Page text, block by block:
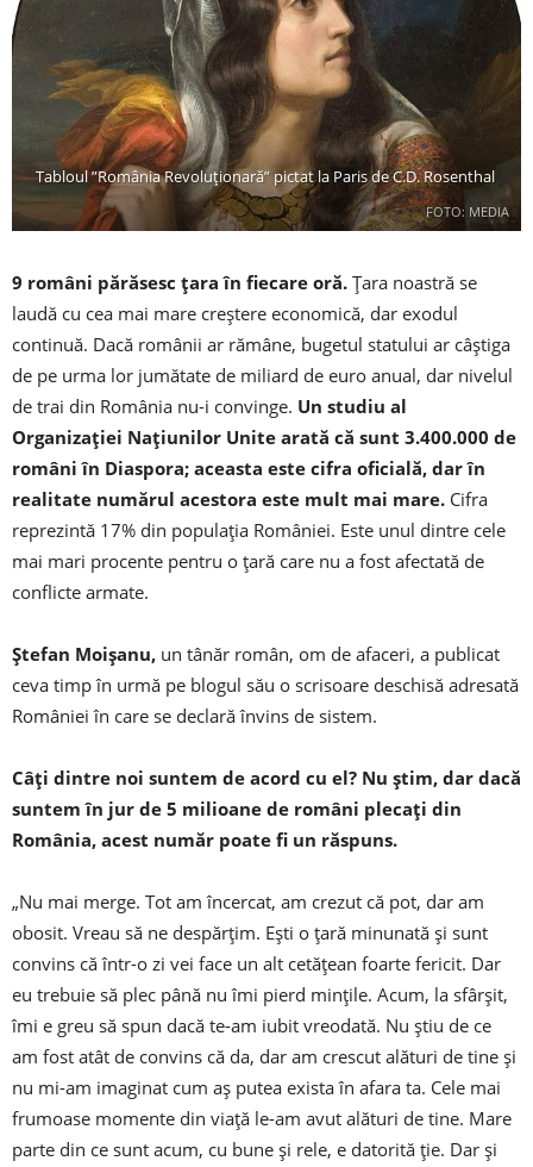
FOTO: MEDIA
Tabloul ”România Revoluţionară” pictat la Paris de C.D. Rosenthal
9 români părăsesc ţara în fiecare oră. Ţara noastră se
laudă cu cea mai mare creştere economică, dar exodul
continuă. Dacă românii ar rămâne, bugetul statului ar câştiga
de pe urma lor jumătate de miliard de euro anual, dar nivelul
de trai din România nu-i convinge. Un studiu al
Organizaţiei Naţiunilor Unite arată că sunt 3.400.000 de
români în Diaspora; aceasta este cifra oficială, dar în
realitate numărul acestora este mult mai mare. Cifra
reprezintă 17% din populaţia României. Este unul dintre cele
mai mari procente pentru o ţară care nu a fost afectată de
conflicte armate.
Ștefan Moișanu, un tânăr român, om de afaceri, a publicat
ceva timp în urmă pe blogul său o scrisoare deschisă adresată
României în care se declară învins de sistem.
Câți dintre noi suntem de acord cu el? Nu știm, dar dacă
suntem în jur de 5 milioane de români plecați din
România, acest număr poate fi un răspuns.
„Nu mai merge. Tot am încercat, am crezut că pot, dar am
obosit. Vreau să ne despărțim. Ești o țară minunată și sunt
convins că într-o zi vei face un alt cetățean foarte fericit. Dar
eu trebuie să plec până nu îmi pierd mințile. Acum, la sfârșit,
îmi e greu să spun dacă te-am iubit vreodată. Nu știu de ce
am fost atât de convins că da, dar am crescut alături de tine și
nu mi-am imaginat cum aș putea exista în afara ta. Cele mai
frumoase momente din viață le-am avut alături de tine. Mare
parte din ce sunt acum, cu bune și rele, e datorită ție. Dar și